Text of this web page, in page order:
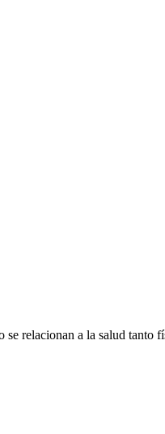
relacionan a la salud